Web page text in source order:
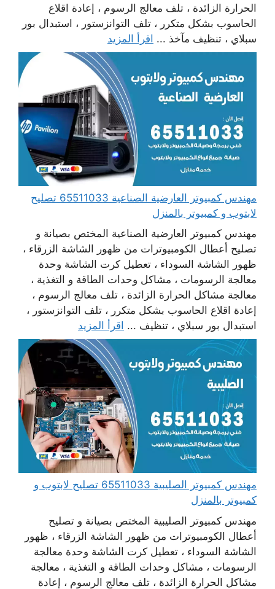
الحرارة الزائدة ، تلف معالج الرسوم ، إعادة اقلاع
الحاسوب بشكل متكرر ، تلف التوانزستور ، استبدال بور
سبلاي ، تنظيف مآخذ ... اقرأ المزيد
مهندس كمبيوتر العارضية الصناعية 65511033 تصليح
لابتوب و كمبيوتر بالمنزل
مهندس كمبيوتر العارضية الصناعية المختص بصيانة و
تصليح أعطال الكومبيوترات من ظهور الشاشة الزرقاء ،
ظهور الشاشة السوداء ، تعطيل كرت الشاشة وحدة
معالجة الرسومات ، مشاكل وحدات الطاقة و التغذية ،
معالجة مشاكل الحرارة الزائدة ، تلف معالج الرسوم ،
إعادة اقلاع الحاسوب بشكل متكرر ، تلف التوانزستور ،
استبدال بور سبلاي ، تنظيف ... اقرأ المزيد
مهندس كمبيوتر الصليبية 65511033 تصليح لابتوب و
كمبيوتر بالمنزل
مهندس كمبيوتر الصليبية المختص بصيانة و تصليح
أعطال الكومبيوترات من ظهور الشاشة الزرقاء ، ظهور
الشاشة السوداء ، تعطيل كرت الشاشة وحدة معالجة
الرسومات ، مشاكل وحدات الطاقة و التغذية ، معالجة
مشاكل الحرارة الزائدة ، تلف معالج الرسوم ، إعادة